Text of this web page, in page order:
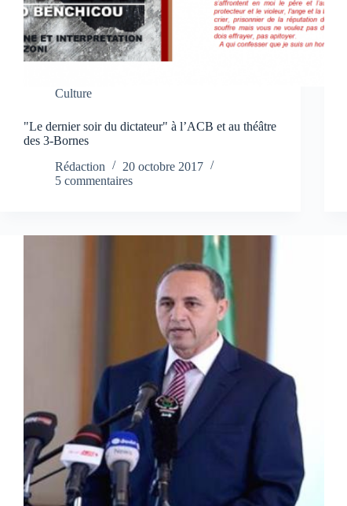
Culture
"Le dernier soir du dictateur" à l’ACB et au théâtre
des 3-Bornes
Rédaction
20 octobre 2017
5 commentaires